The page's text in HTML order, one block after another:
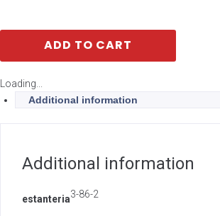
ADD TO CART
Loading...
Additional information
Additional information
estanteria3-86-2